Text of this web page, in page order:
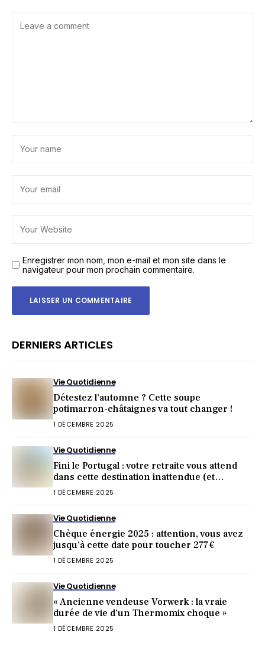
Enregistrer mon nom, mon e-mail et mon site dans le
navigateur pour mon prochain commentaire.
DERNIERS ARTICLES
Vie Quotidienne
Détestez l’automne ? Cette soupe
potimarron-châtaignes va tout changer !
1 DÉCEMBRE 2025
Vie Quotidienne
Fini le Portugal : votre retraite vous attend
dans cette destination inattendue (et
irrésistible) !
1 DÉCEMBRE 2025
Vie Quotidienne
Chèque énergie 2025 : attention, vous avez
jusqu’à cette date pour toucher 277 €
1 DÉCEMBRE 2025
Vie Quotidienne
« Ancienne vendeuse Vorwerk : la vraie
durée de vie d’un Thermomix choque »
1 DÉCEMBRE 2025